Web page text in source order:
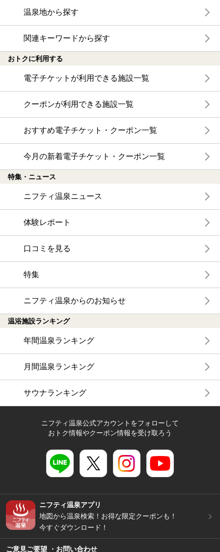
温泉地から探す
関連キーワードから探す
おトクに利用する
電子チケットが利用できる施設一覧
クーポンが利用できる施設一覧
おすすめ電子チケット・クーポン一覧
今月の新着電子チケット・クーポン一覧
特集・ニュース
ニフティ温泉ニュース
体験レポート
口コミを見る
特集
ニフティ温泉からのお知らせ
温浴施設ランキング
年間温泉ランキング
月間温泉ランキング
サウナランキング
ニフティ温泉公式アカウントをフォローして
おトク情報やクーポン情報を受け取ろう
ニフティ温泉アプリ
地図から温泉検索！お得な限定クーポンも！
今すぐダウンロード！
ご意見ご要望 ・お問い合わせ